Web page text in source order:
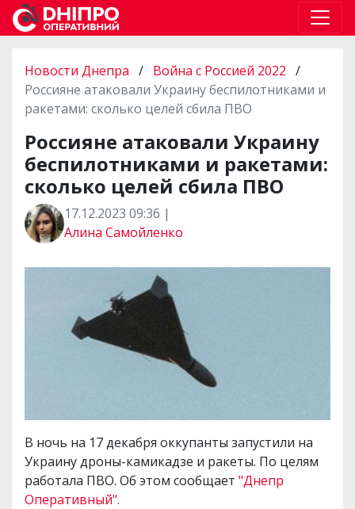
Новости Днепра / Война с Россией 2022 /
Россияне атаковали Украину беспилотниками и
ракетами: сколько целей сбила ПВО
Россияне атаковали Украину
беспилотниками и ракетами:
сколько целей сбила ПВО
17.12.2023 09:36 |
Алина Самойленко
В ночь на 17 декабря оккупанты запустили на
Украину дроны-камикадзе и ракеты. По целям
работала ПВО. Об этом сообщает "Днепр
Оперативный".